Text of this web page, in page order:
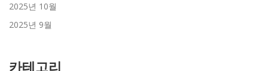
2025년 10월
2025년 9월
카테고리